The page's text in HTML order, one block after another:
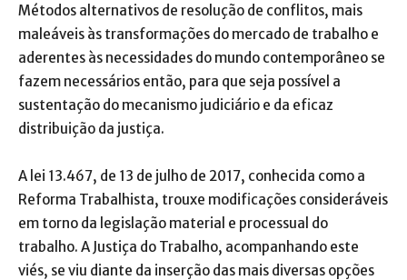
Métodos alternativos de resolução de conflitos, mais
maleáveis às transformações do mercado de trabalho e
aderentes às necessidades do mundo contemporâneo se
fazem necessários então, para que seja possível a
sustentação do mecanismo judiciário e da eficaz
distribuição da justiça.
A lei 13.467, de 13 de julho de 2017, conhecida como a
Reforma Trabalhista, trouxe modificações consideráveis
em torno da legislação material e processual do
trabalho. A Justiça do Trabalho, acompanhando este
viés, se viu diante da inserção das mais diversas opções